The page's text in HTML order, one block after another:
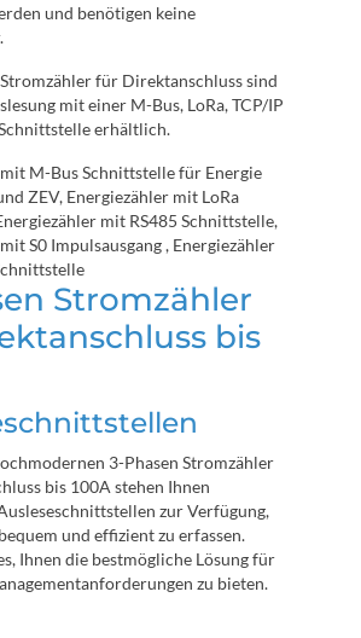
und benötigen keine
für Direktanschluss sind
mit einer M-Bus, LoRa, TCP/IP
erhältlich.
M-Bus Schnittstelle für Energie
ZEV, Energiezähler mit LoRa
mit RS485 Schnittstelle,
S0 Impulsausgang , Energiezähler
Stromzähler
bis
3-Phasen Stromzähler
bis 100A stehen Ihnen
zur Verfügung,
und effizient zu erfassen.
Ihnen die bestmögliche Lösung für
zu bieten.